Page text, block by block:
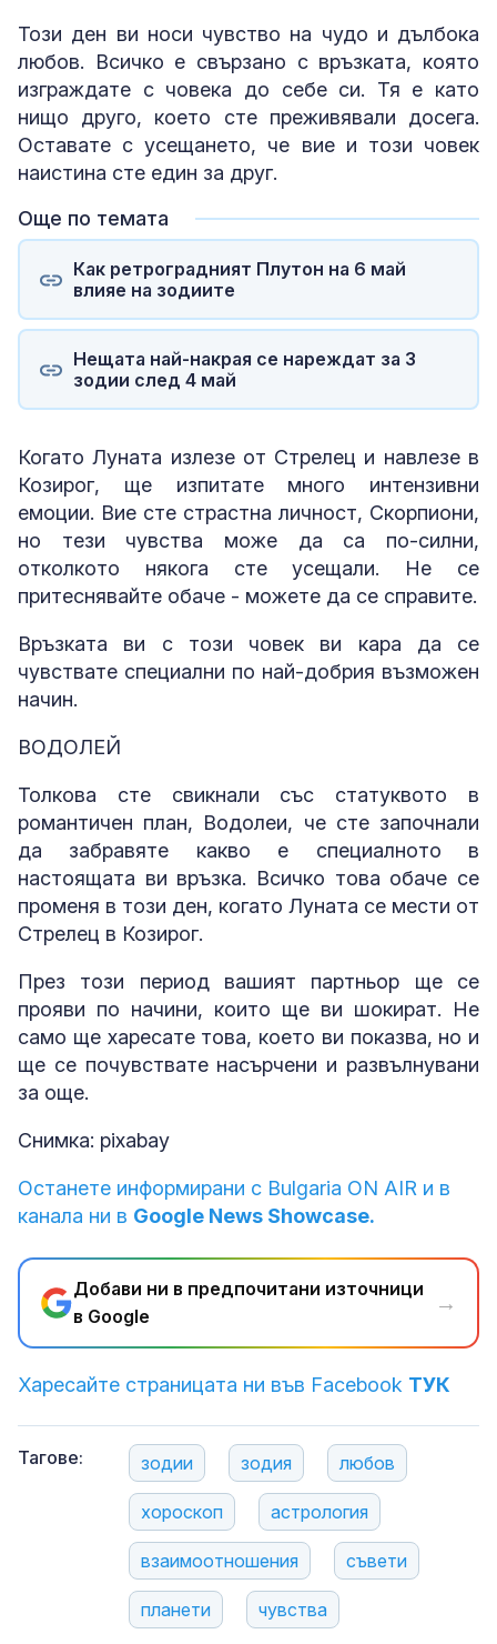
Този ден ви носи чувство на чудо и дълбока
любов. Всичко е свързано с връзката, която
изграждате с човека до себе си. Тя е като
нищо друго, което сте преживявали досега.
Оставате с усещането, че вие и този човек
наистина сте един за друг.
Още по темата
Как ретроградният Плутон на 6 май
влияе на зодиите
Нещата най-накрая се нареждат за 3
зодии след 4 май
Когато Луната излезе от Стрелец и навлезе в
Козирог, ще изпитате много интензивни
емоции. Вие сте страстна личност, Скорпиони,
но тези чувства може да са по-силни,
отколкото някога сте усещали. Не се
притеснявайте обаче - можете да се справите.
Връзката ви с този човек ви кара да се
чувствате специални по най-добрия възможен
начин.
ВОДОЛЕЙ
Толкова сте свикнали със статуквото в
романтичен план, Водолеи, че сте започнали
да забравяте какво е специалното в
настоящата ви връзка. Всичко това обаче се
променя в този ден, когато Луната се мести от
Стрелец в Козирог.
През този период вашият партньор ще се
прояви по начини, които ще ви шокират. Не
само ще харесате това, което ви показва, но и
ще се почувствате насърчени и развълнувани
за още.
Снимка: pixabay
Останете информирани с Bulgaria ON AIR и в
канала ни в Google News Showcase.
Добави ни в предпочитани източници
в Google
→
Харесайте страницата ни във Facebook ТУК
Тагове: зодии зодия любов
хороскоп астрология
взаимоотношения съвети
планети чувства